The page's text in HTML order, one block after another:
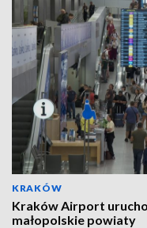
KRAKÓW
Kraków Airport
małopolskie powiaty